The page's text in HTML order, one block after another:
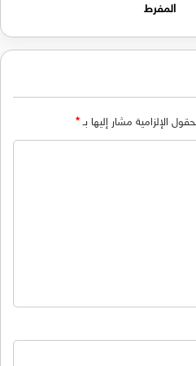
المفرط
الإلزامية مشار إليها بـ*